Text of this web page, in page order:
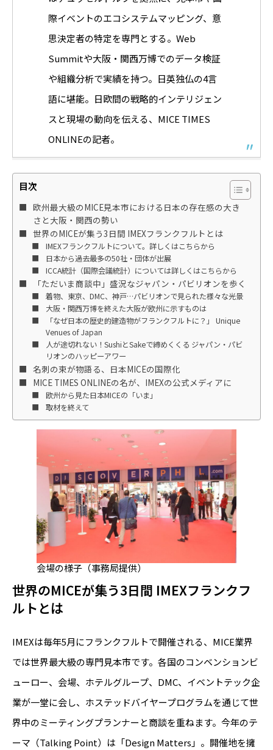
際イベントのエコシステムマッピング、意
思決定者の特定を専門とする。Web
Summitや大阪・関西万博でのデータ検証
や組織分析で実績を持つ。日英独仏の4言
語に堪能。日欧間の戦略的インテリジェン
スと現場の動向を伝える、MICE TIMES
ONLINEの記者。
目次
欧州最大級のMICE見本市における日本の存在感の大き
さと大阪・関西の勢い
世界のMICEが集う3日間 IMEXフランクフルトとは
IMEXフランクフルトについて。詳しくはこちらから
日本から過去最多の50社・団体が出展
ICCA統計（国際会議統計）については詳しくはこちらから
「ただいま商談中」盛況なジャパン・パビリオンを歩く
着物、東京、DMC、神戸…パビリオンで見られた様々な光景
大阪・関西万博を終えた大阪が欧州に示すものは
「なぜ日本の歴史的建造物がフランクフルトに？」 Unique
Venues of Japan
人が途切れない！SushiとSakeで締めくくる ジャパン・パビ
リオンのハッピーアワー
名刺の束が物語る、日本MICEの国際化
MICE TIMES ONLINEの名が、IMEXの公式メディアに
欧州から見た日本MICEの「いま」
取材を終えて
会場の様子（事務局提供）
世界のMICEが集う3日間 IMEXフランクフ
ルトとは
IMEXは毎年5月にフランクフルトで開催される、MICE業界
では世界最大級の専門見本市です。各国のコンベンションビ
ューロー、会場、ホテルグループ、DMC、イベントテック企
業が一堂に会し、ホステッドバイヤープログラムを通じて世
界中のミーティングプランナーと商談を重ねます。今年のテ
ーマ（Talking Point）は「Design Matters」。開催地を擁